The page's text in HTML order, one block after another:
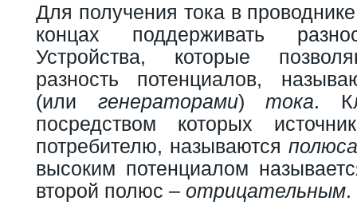
Для получения тока в
концах поддерживать
Устройства, которые
разность потенциалов,
(или генераторами) тока.
посредством которых
потребителю, называются
высоким потенциалом
второй полюс – отрицательным.